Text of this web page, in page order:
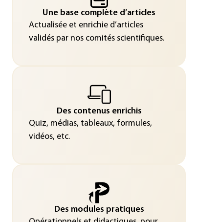
Une base complète d’articles
Actualisée et enrichie d’articles
validés par nos comités scientifiques.
Des contenus enrichis
Quiz, médias, tableaux, formules,
vidéos, etc.
Des modules pratiques